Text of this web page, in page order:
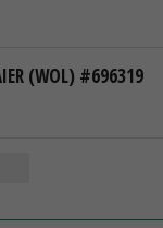
(WOL) #696319